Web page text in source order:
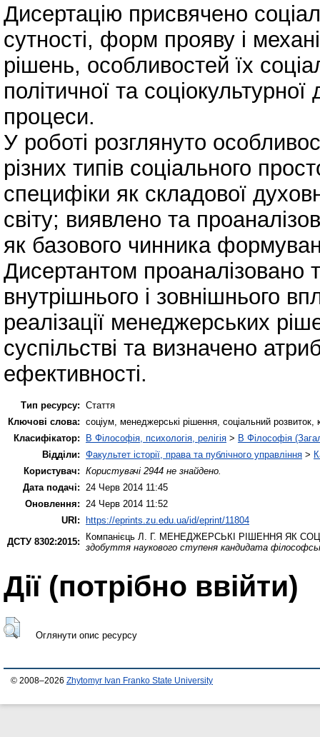
Дисертацію присвячено
сутності, форм прояву і
рішень, особливостей їх
політичної та
процеси.
У роботі розглянуто
різних типів соціального
специфіки як складової
світу; виявлено та
як базового чинника
Дисертантом проаналізовано
внутрішнього і зовнішнього
реалізації менеджерських
суспільстві та визначено
ефективності.
Тип ресурсу: Стаття
Ключові слова: соціум, менеджерські рішення, соціальний розвиток,
Класифікатор:
B Філософія, психологія, релігія > B Філософія
Відділи: Факультет історії, права та публічного управління >
Користувач: Користувачі 2944 не знайдено.
Дата подачі:
24 Черв 2014 11:45
Оновлення:
24 Черв 2014 11:52
URI: https://eprints.zu.edu.ua/id/eprint/11804
ДСТУ 8302:2015:
Компанієць Л. Г. МЕНЕДЖЕРСЬКІ РІШЕННЯ ЯК
здобуття наукового ступеня кандидата
Дії ​​(потрібно ввійти)
Оглянути опис ресурсу
© 2008–2026 Zhytomyr Ivan Franko State University